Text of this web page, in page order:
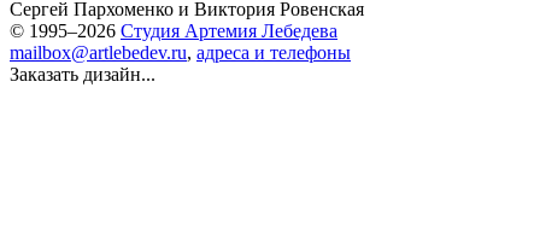
Сергей Пархоменко и Виктория Ровенская
© 1995–2026 Студия Артемия Лебедева
mailbox@artlebedev.ru, адреса и телефоны
Заказать дизайн...